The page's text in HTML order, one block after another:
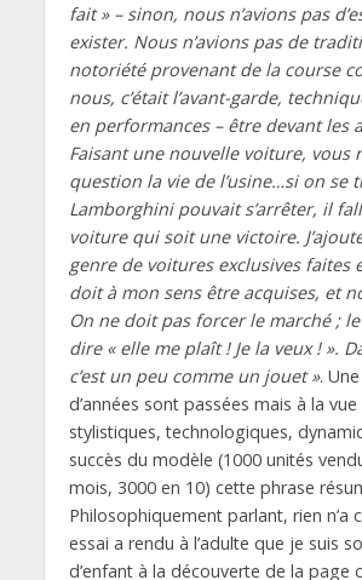
fait » – sinon, nous n’avions pas
exister. Nous n’avions pas de
notoriété provenant de la course
nous, c’était l’avant-garde,
en performances – être devant les
Faisant une nouvelle voiture, vous
question la vie de l’usine…si on se
Lamborghini pouvait s’arrêter, il
voiture qui soit une victoire.
genre de voitures exclusives faites
doit à mon sens être acquises, et
On ne doit pas forcer le marché ;
dire « elle me plaît ! Je la veux ! ».
c’est un peu comme un jouet ».
d’années sont passées mais à la
stylistiques, technologiques,
succès du modèle (1000 unités
mois, 3000 en 10) cette phrase
Philosophiquement parlant, rien n’a
essai a rendu à l’adulte que je suis
d’enfant à la découverte de la page